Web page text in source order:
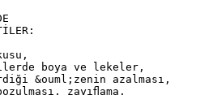
boya ve lekeler,
&ouml;zenin azalması,
zayıﬂama,